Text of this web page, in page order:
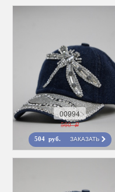
00994
560 r
504 руб. ЗАКАЗАТЬ